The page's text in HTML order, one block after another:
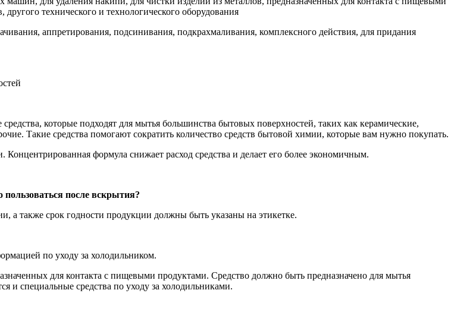
технического и технологического оборудования
аппретирования, подсинивания, подкрахмаливания, комплексного действия, для придания
которые подходят для мытья большинства бытовых поверхностей, таких как керамические,
Такие средства помогают сократить количество средств бытовой химии, которые вам нужно покупать.
формула снижает расход средства и делает его более экономичным.
после вскрытия?
а также срок годности продукции должны быть указаны на этикетке.
по уходу за холодильником.
для контакта с пищевыми продуктами. Средство должно быть предназначено для мытья
и специальные средства по уходу за холодильниками.